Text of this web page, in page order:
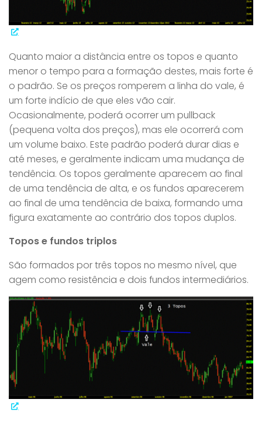
Quanto maior a distância entre os topos e quanto
menor o tempo para a formação destes, mais forte é
o padrão. Se os preços romperem a linha do vale, é
um forte indício de que eles vão cair.
Ocasionalmente, poderá ocorrer um pullback
(pequena volta dos preços), mas ele ocorrerá com
um volume baixo. Este padrão poderá durar dias e
até meses, e geralmente indicam uma mudança de
tendência. Os topos geralmente aparecem ao final
de uma tendência de alta, e os fundos aparecerem
ao final de uma tendência de baixa, formando uma
figura exatamente ao contrário dos topos duplos.
Topos e fundos triplos
São formados por três topos no mesmo nível, que
agem como resistência e dois fundos intermediários.